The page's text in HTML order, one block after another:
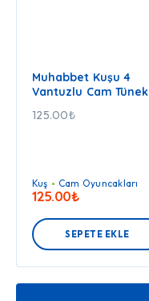
Muhabbet Kuşu 4
Vantuzlu Cam Tünek
125.00₺
Kuş Cam Oyuncakları
125.00₺
SEPETE EKLE